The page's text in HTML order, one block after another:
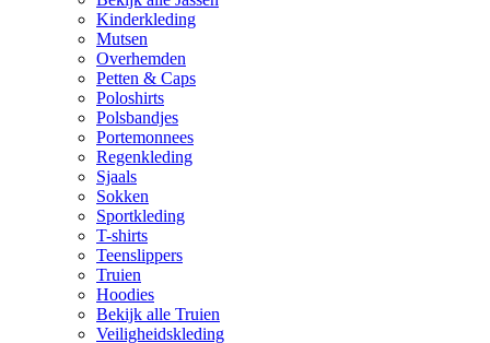
Kinderkleding
Mutsen
Overhemden
Petten & Caps
Poloshirts
Polsbandjes
Portemonnees
Regenkleding
Sjaals
Sokken
Sportkleding
T-shirts
Teenslippers
Truien
Hoodies
Bekijk alle Truien
Veiligheidskleding